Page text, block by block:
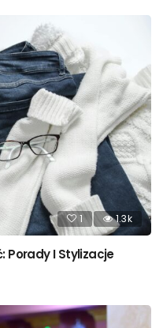
1 1.3k
Porady I Stylizacje